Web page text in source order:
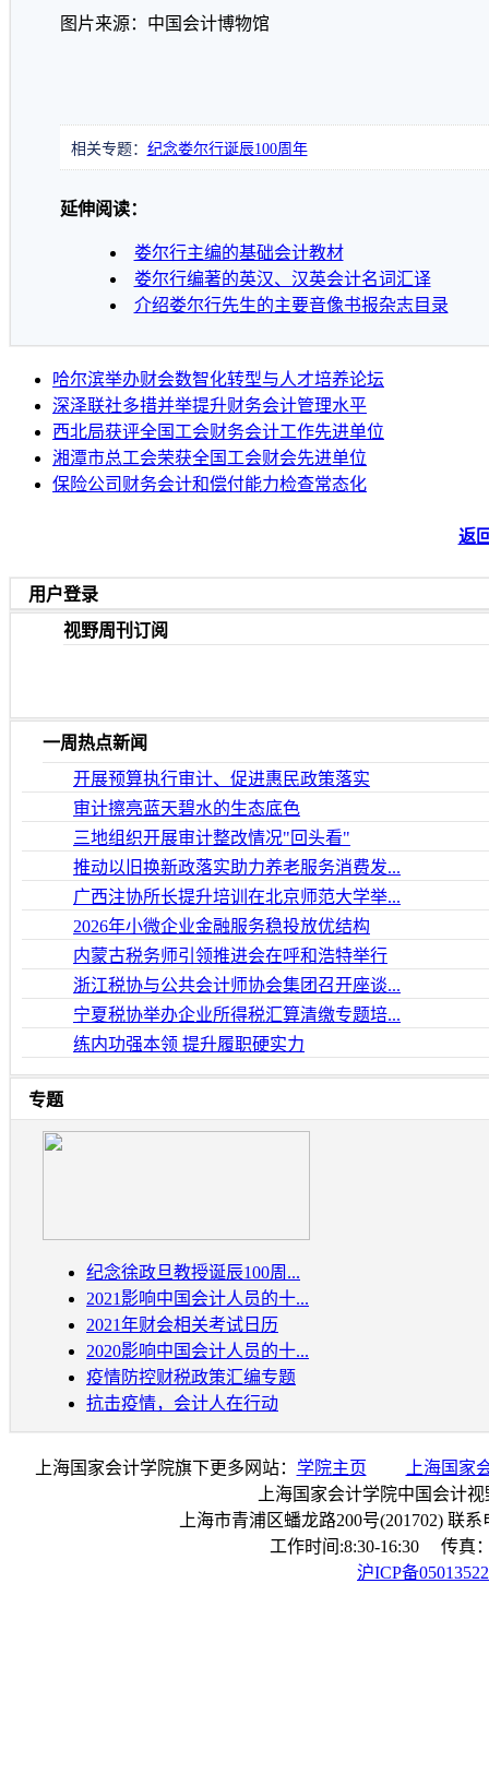
图片来源：中国会计博物馆
相关专题： 纪念娄尔行诞辰100周年
延伸阅读：
娄尔行主编的基础会计教材
娄尔行编著的英汉、汉英会计名词汇译
介绍娄尔行先生的主要音像书报杂志目录
哈尔滨举办财会数智化转型与人才培养论坛
深泽联社多措并举提升财务会计管理水平
西北局获评全国工会财务会计工作先进单位
湘潭市总工会荣获全国工会财会先进单位
保险公司财务会计和偿付能力检查常态化
返
用户登录
视野周刊订阅
一周热点新闻
开展预算执行审计、促进惠民政策落实
审计擦亮蓝天碧水的生态底色
三地组织开展审计整改情况"回头看"
推动以旧换新政落实助力养老服务消费发...
广西注协所长提升培训在北京师范大学举...
2026年小微企业金融服务稳投放优结构
内蒙古税务师引领推进会在呼和浩特举行
浙江税协与公共会计师协会集团召开座谈...
宁夏税协举办企业所得税汇算清缴专题培...
练内功强本领 提升履职硬实力
专题
纪念徐政旦教授诞辰100周...
2021影响中国会计人员的十...
2021年财会相关考试日历
2020影响中国会计人员的十...
疫情防控财税政策汇编专题
抗击疫情，会计人在行动
上海国家会计学院旗下更多网站： 学院主页
上海国家
上海国家会计学院中国会计
上海市青浦区蟠龙路200号(201702) 联系
工作时间:8:30-16:30 传真：
沪ICP备